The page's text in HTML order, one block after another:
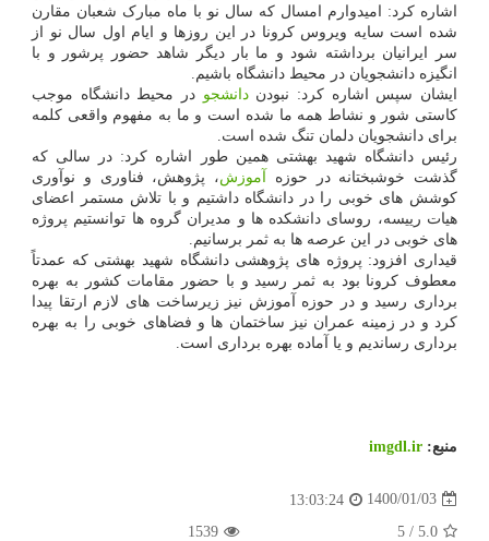
اشاره کرد: امیدوارم امسال که سال نو با ماه مبارک شعبان مقارن
شده است سایه ویروس کرونا در این روزها و ایام اول سال نو از
سر ایرانیان برداشته شود و ما بار دیگر شاهد حضور پرشور و با
انگیزه دانشجویان در محیط دانشگاه باشیم.
ایشان سپس اشاره کرد: نبودندانشجو در محیط دانشگاه موجب
کاستی شور و نشاط همه ما شده است و ما به مفهوم واقعی کلمه
برای دانشجویان دلمان تنگ شده است.
رئیس دانشگاه شهید بهشتی همین طور اشاره کرد: در سالی که
گذشت خوشبختانه در حوزه آموزش، پژوهش، فناوری و نوآوری
کوشش های خوبی را در دانشگاه داشتیم و با تلاش مستمر اعضای
هیات رییسه، روسای دانشکده ها و مدیران گروه ها توانستیم پروژه
های خوبی در این عرصه ها به ثمر برسانیم.
قیداری افزود: پروژه های پژوهشی دانشگاه شهید بهشتی که عمدتاً
معطوف کرونا بود به ثمر رسید و با حضور مقامات کشور به بهره
برداری رسید و در حوزه آموزش نیز زیرساخت های لازم ارتقا پیدا
کرد و در زمینه عمران نیز ساختمان ها و فضاهای خوبی را به بهره
برداری رساندیم و یا آماده بهره برداری است.
منبع: imgdl.ir
1400/01/03
13:03:24
5.0
/
5
1539